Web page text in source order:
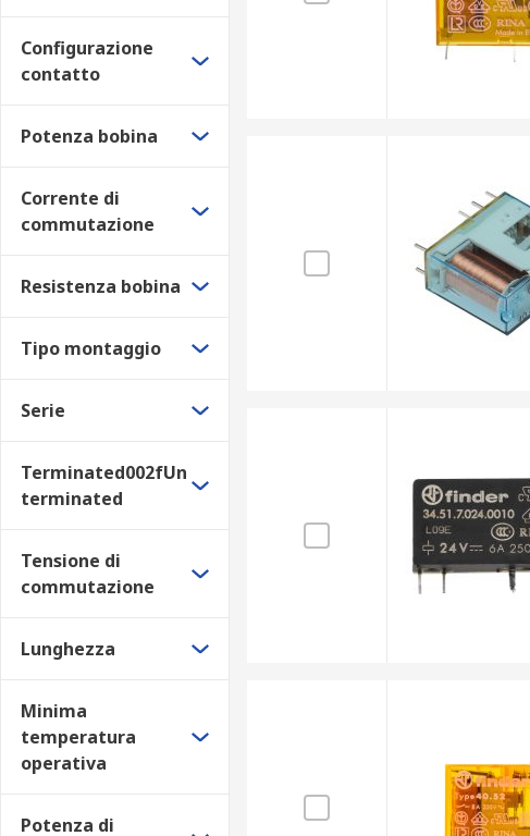
Configurazione
contatto
Potenza bobina
Corrente di
commutazione
Resistenza bobina
Tipo montaggio
Serie
Terminated002fUn
terminated
Tensione di
commutazione
Lunghezza
Minima
temperatura
operativa
Potenza di